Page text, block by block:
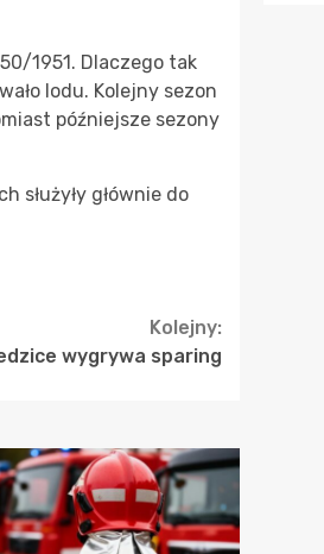
1951. Dlaczego tak
lodu. Kolejny sezon
późniejsze sezony
głównie do
Kolejny:
wygrywa sparing